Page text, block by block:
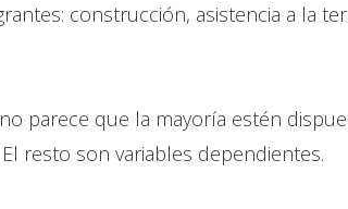
construcción, asistencia a la
parece que la mayoría estén
El resto son variables dependientes.